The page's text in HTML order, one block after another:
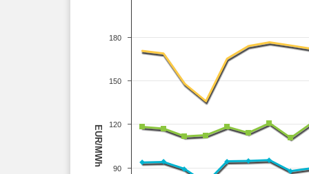
EUR/MWh
90
120
150
180